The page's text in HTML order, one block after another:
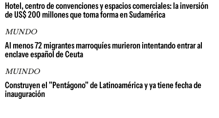
Hotel, centro de convenciones y espacios comerciales: la inversión
de US$ 200 millones que toma forma en Sudamérica
MUNDO
Al menos 72 migrantes marroquíes murieron intentando entrar al
enclave español de Ceuta
MUINDO
Construyen el "Pentágono" de Latinoamérica y ya tiene fecha de
inauguración